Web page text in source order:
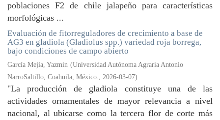
poblaciones F2 de chile jalapeño para características
morfológicas ...
Evaluación de fitorreguladores de crecimiento a base de
AG3 en gladiola (Gladiolus spp.) variedad roja borrega,
bajo condiciones de campo abierto
García Mejía, Yazmin (Universidad Autónoma Agraria Antonio
NarroSaltillo, Coahuila, México., 2026-03-07)
"La producción de gladiola constituye una de las
actividades ornamentales de mayor relevancia a nivel
nacional, al ubicarse como la tercera flor de corte más